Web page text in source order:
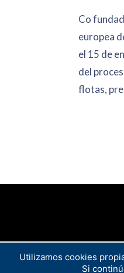
Co
europea
el 15 de
del
flotas,
Utilizamos cookies
Si